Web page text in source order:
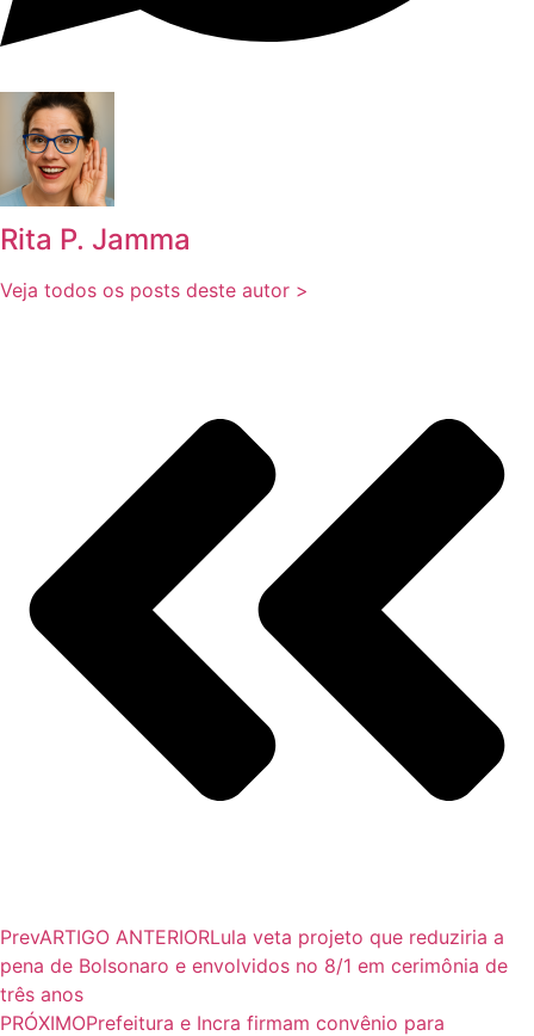
Rita P. Jamma
Veja todos os posts deste autor >
PrevARTIGO ANTERIORLula veta projeto que reduziria a
pena de Bolsonaro e envolvidos no 8/1 em cerimônia de
três anos
PRÓXIMOPrefeitura e Incra firmam convênio para